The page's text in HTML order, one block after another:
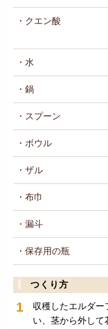
・クエン酸
・水
・鍋
・スプーン
・ボウル
・ザル
・布巾
・漏斗
・保存用の瓶
つくり方
1
収穫したエルダ
い、茎から外して